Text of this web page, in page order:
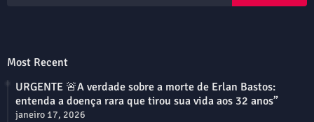
Most Recent
URGENTE 🚨A verdade sobre a morte de Erlan Bastos:
entenda a doença rara que tirou sua vida aos 32 anos”
janeiro 17, 2026